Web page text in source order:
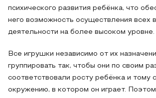
психического развития ребёнка, что
него возможность осуществления всех
деятельности на более высоком уровне.
Все игрушки независимо от их
группировать так, чтобы они по своим
соответствовали росту ребёнка и тому
окружению, в котором он играет.